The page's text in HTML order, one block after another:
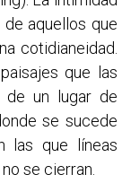
aquellos que
cotidianeidad.
que las
de un lugar de
se sucede
las que líneas
se cierran.